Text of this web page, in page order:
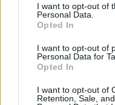
I want to opt-out of
Personal Data.
Opted In
I want to opt-out of
Personal Data for
Opted In
I want to opt-out of
Retention, Sale,
voluto con
Tramoni, Moreo
e a Bologna».
Dovesse
del suo calcio